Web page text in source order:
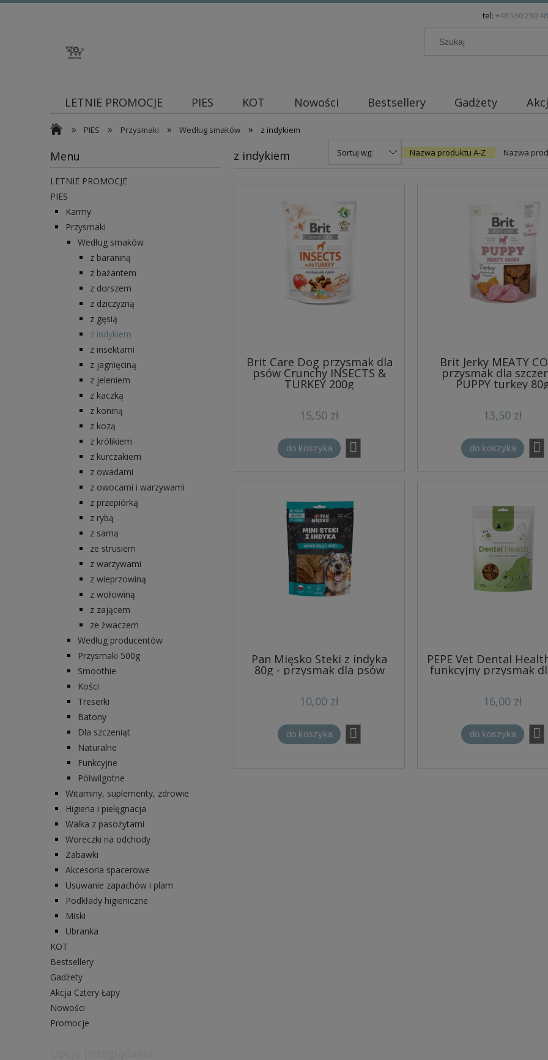
tel: +48 530 230
LETNIE PROMOCJE PIES KOT Nowości Bestsellery Gadżety
Blog
» PIES » Przysmaki » Według smaków » z indykiem
Menu
LETNIE PROMOCJE
PIES
Karmy
Przysmaki
Według smaków
z baraniną
z bażantem
z dorszem
z dziczyzną
z gęsią
z indykiem
z insektami
z jagnięciną
z jeleniem
z kaczką
z koniną
z kozą
z królikiem
z kurczakiem
z owadami
z owocami i warzywami
z przepiórką
z rybą
z sarną
ze strusiem
z warzywami
z wieprzowiną
z wołowiną
z zającem
ze żwaczem
Według producentów
Przysmaki 500g
Smoothie
Kości
Treserki
Batony
Dla szczeniąt
Naturalne
Funkcyjne
Półwilgotne
Witaminy, suplementy, zdrowie
Higiena i pielęgnacja
Walka z pasożytami
Woreczki na odchody
Zabawki
Akcesoria spacerowe
Usuwanie zapachów i plam
Podkłady higieniczne
Miski
Ubranka
KOT
Bestsellery
Gadżety
Akcja Cztery Łapy
Nowości
Promocje
z indykiem Sortuj wg: Nazwa produktu A-Z Nazwa
Brit Care Dog przysmak dla
psów Crunchy INSECTS &
TURKEY 200g
15,50 zł
do koszyka
Brit Jerky MEATY
przysmak dla
PUPPY turkey
13,50 zł
do koszyka
Pan Mięsko Steki z indyka
80g - przysmak dla psów
10,00 zł
do koszyka
PEPE Vet Dental
funkcyjny przysmak
16,00 zł
do koszyka